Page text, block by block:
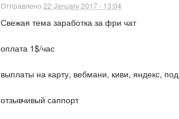
Отправлено22 January 2017 - 13:04
Свежая тема заработка за фри чат
оплата 1$/час
выплаты на карту, вебмани, киви, яндекс,
отзывчивый саппорт